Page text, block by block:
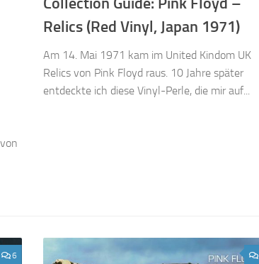
Relics (Red Vinyl, Japan 1971)
Am 14. Mai 1971 kam im United Kindom UK
Relics von Pink Floyd raus. 10 Jahre später
entdeckte ich diese Vinyl-Perle, die mir auf...
6